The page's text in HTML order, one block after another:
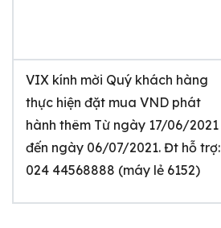
VIX kính mời Quý khách hàng
thực hiện đặt mua VND phát
hành thêm Từ ngày 17/06/2021
đến ngày 06/07/2021. Đt hỗ trợ:
024 44568888 (máy lẻ 6152)